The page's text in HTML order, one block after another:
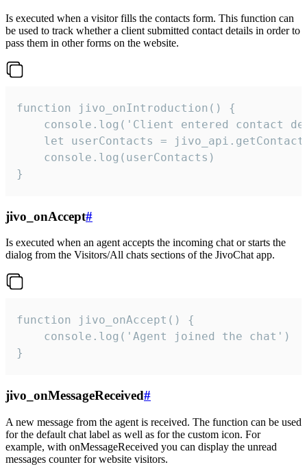
Is executed when a visitor fills the contacts form. This function can
be used to track whether a client submitted contact details in order to
pass them in other forms on the website.
function jivo_onIntroduction() {
console.log('Client entered contact
let userContacts =
    console.log(userContacts)
}
jivo_onAccept#
Is executed when an agent accepts the incoming chat or starts the
dialog from the Visitors/All chats sections of the JivoChat app.
function jivo_onAccept() {
}
jivo_onMessageReceived#
A new message from the agent is received. The function can be used
for the default chat label as well as for the custom icon. For
example, with onMessageReceived you can display the unread
messages counter for website visitors.